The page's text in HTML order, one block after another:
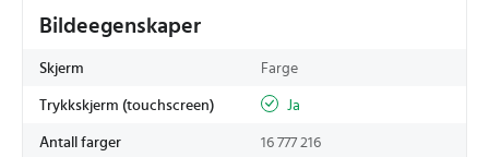
Bildeegenskaper
Skjerm Farge
Trykkskjerm (touchscreen) Ja
Antall farger 16 777 216